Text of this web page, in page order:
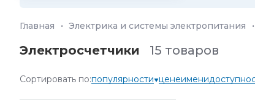
Главная · Электрика и системы электропитания ·
Электросчетчики 15 товаров
Сортировать по:популярности ценеимени